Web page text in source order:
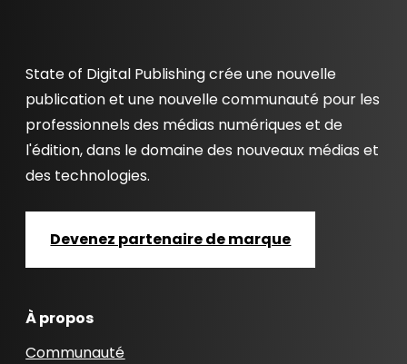
State of Digital Publishing crée une nouvelle
publication et une nouvelle communauté pour les
professionnels des médias numériques et de
l'édition, dans le domaine des nouveaux médias et
des technologies.
Devenez partenaire de marque
À propos
Communauté